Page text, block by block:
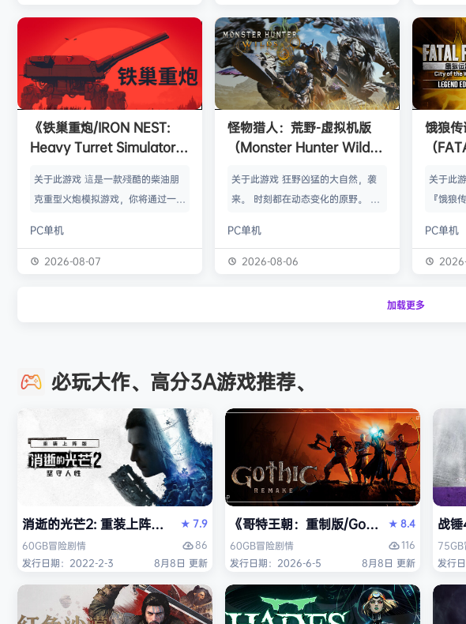
正逐渐走向灭亡。你将扮演艾登·克
拉德威尔，一个流浪漫游者，负责运
送货物和传递消息，在被丧尸病毒摧
毁的荒芜世界中，保持着与仅存的几
个生存者聚居点的联系。然而，你的
真正目标是找到妹妹米娅。为了逃离
华尔兹医生的…
特王朝》老手，还是第一次被抛入殖
民地，您都将获得一段真正的角色扮
演游戏历程，体验无与伦比的、不受
拘束的探索。 欢迎来到殖民地 米尔
塔纳（Myrtana）王国遭受着一群
野蛮兽人无休止的入侵。国王罗拔二
世（Rh…
会发现
的秘密
观察的
面升级
索吧。
越时间
题。提
《铁巢重炮/IRON NEST:
Heavy Turret Simulator》
关于此游戏 這是一款殘酷的柴油朋
克重型火炮模拟游戏，你将通过一座
个拉杆、每一个刻度、每一次射击，
全部由你亲自掌控。最高统帅部或许
一台接收来自最高统帅部的【特级优
先】指令，另一台则直接转接前线呼
PC单机
2026-08-07
怪物猎人：荒野-虚拟机版
（Monster Hunter Wilds
版
关于此游戏 狂野凶猛的大自然，袭
来。 时刻都在动态变化的原野。 这
的怪物与人们的故事。 你会化为以
狩猎强大怪物为生的“猎人”，使用狩
没有调查过的未踏足领域“封禁之地”
的边境上，一名少年“纳塔”获救。
公会根…
PC单机
2026-08-06
饿狼
（
关于此
『饿狼
潮。从
THE
PC单机
加载更多
必玩大作、高分3A游戏推荐、
消逝的光芒2: 重装上阵版（Dying Light 2 Stay Human: Reloaded Edition）
★ 7.9
60GB冒险剧情
86
发行日期：2022-2-3
8月8日 更新
《哥特王朝：重制版/Gothic 1 Remake
★ 8.4
60GB冒险剧情
116
发行日期：2026-6-5
8月8日 更新
战
75GB
发行